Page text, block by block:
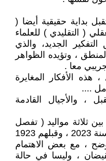
بداية حقيقية أيضا (
( التقليدي ) للعلماء
الجديد، والذي
، وتؤيده الظواهر
معا .
هذه الأفكار المغايرة
....
، والأجيال القادمة
ثلاثة مواليد ( تفصل
بينهم مدة قرن ) : مواليد هذه السنة 2023 ، وقبلهم 1923
أنها توضح ، مع بعض الاهتمام
، وليسا في حالة